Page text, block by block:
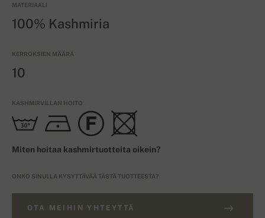
MATERIAALI
100% Kashmiria
KERROKSIEN MÄÄRÄ
10
KASHMIRVILLAN HOITO
Miten hoitaa kashmirtuotteita oikein?
ONKO SINULLA KYSYTTÄVÄÄ TÄSTÄ TUOTTEESTA?
OTA MEIHIN YHTEYTTÄ